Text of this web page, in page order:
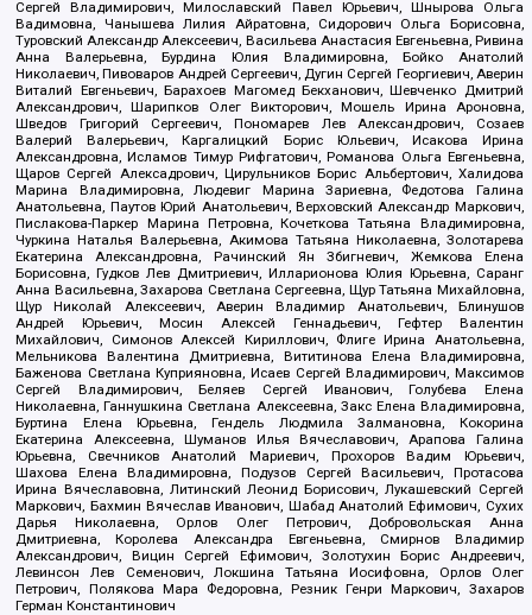
Сергей Владимирович, Милославский Павел Юрьевич, Шнырова Ольга
Вадимовна, Чанышева Лилия Айратовна, Сидорович Ольга Борисовна,
Туровский Александр Алексеевич, Васильева Анастасия Евгеньевна, Ривина
Анна Валерьевна, Бурдина Юлия Владимировна, Бойко Анатолий
Николаевич, Пивоваров Андрей Сергеевич, Дугин Сергей Георгиевич, Аверин
Виталий Евгеньевич, Барахоев Магомед Бекханович, Шевченко Дмитрий
Александрович, Шарипков Олег Викторович, Мошель Ирина Ароновна,
Шведов Григорий Сергеевич, Пономарев Лев Александрович, Созаев
Валерий Валерьевич, Каргалицкий Борис Юльевич, Исакова Ирина
Александровна, Исламов Тимур Рифгатович, Романова Ольга Евгеньевна,
Щаров Сергей Алексадрович, Цирульников Борис Альбертович, Халидова
Марина Владимировна, Людевиг Марина Зариевна, Федотова Галина
Анатольевна, Паутов Юрий Анатольевич, Верховский Александр Маркович,
Пислакова-Паркер Марина Петровна, Кочеткова Татьяна Владимировна,
Чуркина Наталья Валерьевна, Акимова Татьяна Николаевна, Золотарева
Екатерина Александровна, Рачинский Ян Збигневич, Жемкова Елена
Борисовна, Гудков Лев Дмитриевич, Илларионова Юлия Юрьевна, Саранг
Анна Васильевна, Захарова Светлана Сергеевна, Щур Татьяна Михайловна,
Щур Николай Алексеевич, Аверин Владимир Анатольевич, Блинушов
Андрей Юрьевич, Мосин Алексей Геннадьевич, Гефтер Валентин
Михайлович, Симонов Алексей Кириллович, Флиге Ирина Анатольевна,
Мельникова Валентина Дмитриевна, Вититинова Елена Владимировна,
Баженова Светлана Куприяновна, Исаев Сергей Владимирович, Максимов
Сергей Владимирович, Беляев Сергей Иванович, Голубева Елена
Николаевна, Ганнушкина Светлана Алексеевна, Закс Елена Владимировна,
Буртина Елена Юрьевна, Гендель Людмила Залмановна, Кокорина
Екатерина Алексеевна, Шуманов Илья Вячеславович, Арапова Галина
Юрьевна, Свечников Анатолий Мариевич, Прохоров Вадим Юрьевич,
Шахова Елена Владимировна, Подузов Сергей Васильевич, Протасова
Ирина Вячеславовна, Литинский Леонид Борисович, Лукашевский Сергей
Маркович, Бахмин Вячеслав Иванович, Шабад Анатолий Ефимович, Сухих
Дарья Николаевна, Орлов Олег Петрович, Добровольская Анна
Дмитриевна, Королева Александра Евгеньевна, Смирнов Владимир
Александрович, Вицин Сергей Ефимович, Золотухин Борис Андреевич,
Левинсон Лев Семенович, Локшина Татьяна Иосифовна, Орлов Олег
Петрович, Полякова Мара Федоровна, Резник Генри Маркович, Захаров
Герман Константинович